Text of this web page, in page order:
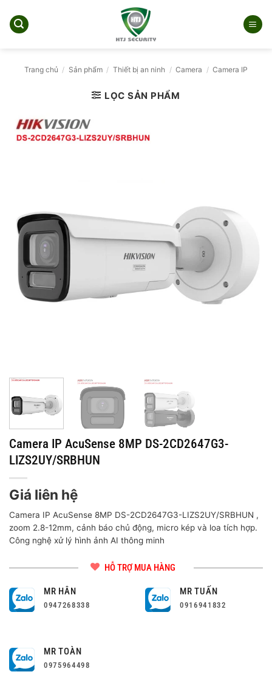
qua
Trang chủ / Sản phẩm / Thiết bị an ninh / Camera / Camera IP
LỌC SẢN PHẨM
Camera IP AcuSense 8MP DS-2CD2647G3-
LIZS2UY/SRBHUN
Giá liên hệ
Camera IP AcuSense 8MP DS-2CD2647G3-LIZS2UY/SRBHUN ,
zoom 2.8-12mm, cảnh báo chủ động, micro kép và loa tích hợp.
Công nghệ xử lý hình ảnh AI thông minh
HỖ TRỢ MUA HÀNG
MR HÂN
0947268338
MR TUẤN
0916941832
MR TOÀN
0975964498